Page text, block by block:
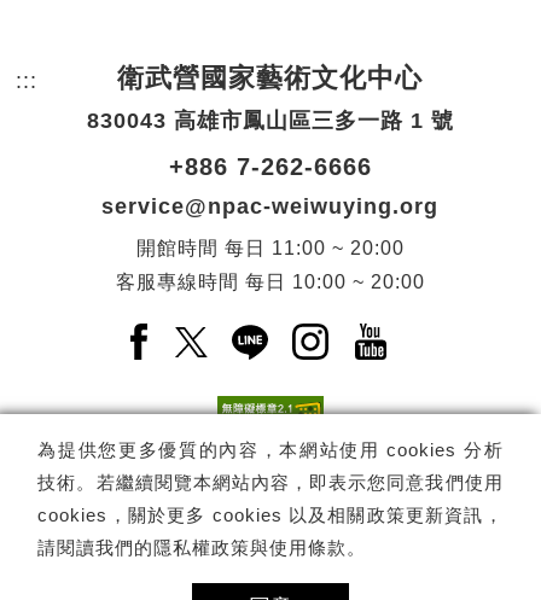
為提供您更多優質的內容，本網站使用 cookies 分析
技術。若繼續閱覽本網站內容，即表示您同意我們使用
cookies，關於更多 cookies 以及相關政策更新資訊，
請閱讀我們的隱私權政策與使用條款 。
::: 頁尾網站資訊。
衛武營國家藝術文化中心
830043 高雄市鳳山區三多一路 1 號
+886 7-262-6666
service@npac-weiwuying.org
開館時間 每日
11:00 ~ 20:00
客服專線時間 每日 10:00 ~ 20:00
Facebook(另開新視窗)
X(另開新視窗)
LINE(另開新視窗)
Instagram(另開新視
YouTube(另開
電子報訂閱 訂閱
Copyright © 國家表演藝術中心 -衛武營國家藝術文化中心